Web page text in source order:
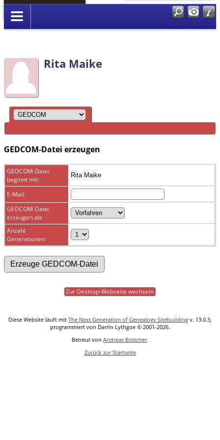
Anmelden
Rita Maike
GEDCOM-Datei erzeugen
GEDCOM-Datei
beginnt mit:
Rita Maike
E-Mail:
GEDCOM-Datei
erzeugen ab:
Anzahl
Generationen:
Zur Desktop-Webseite wechseln
Diese Website läuft mit The Next Generation of Genealogy Sitebuilding v. 13.0.3,
programmiert von Darrin Lythgoe © 2001-2026.
Betreut von Andreas Böttcher.
Zurück zur Startseite